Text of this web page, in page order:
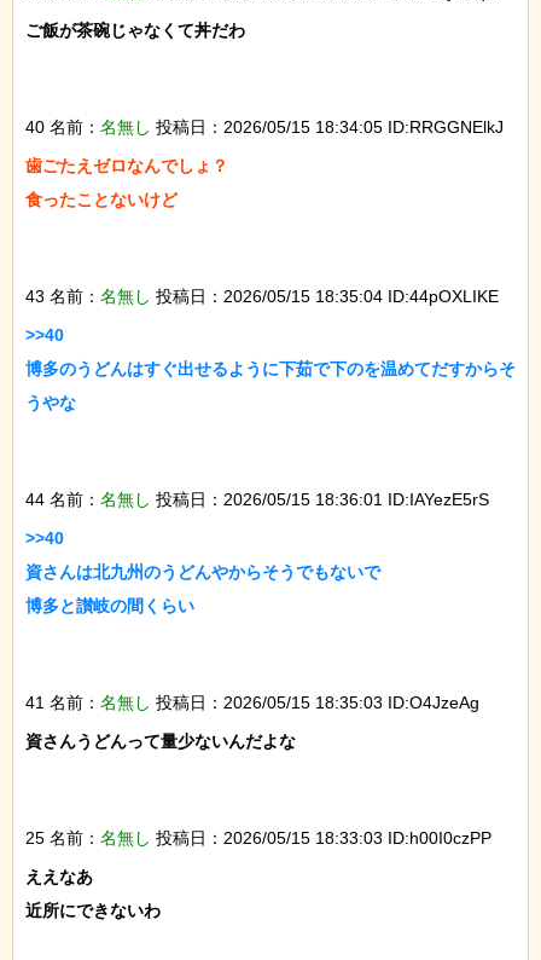
ご飯が茶碗じゃなくて丼だわ
40 名前： 名無し 投稿日：2026/05/15 18:34:05 ID:RRGGNElkJ
歯ごたえゼロなんでしょ？
食ったことないけど
43 名前： 名無し 投稿日：2026/05/15 18:35:04 ID:44pOXLIKE
>>40
博多のうどんはすぐ出せるように下茹で下のを温めてだすからそ
うやな
44 名前： 名無し 投稿日：2026/05/15 18:36:01 ID:IAYezE5rS
>>40
資さんは北九州のうどんやからそうでもないで
博多と讃岐の間くらい
41 名前： 名無し 投稿日：2026/05/15 18:35:03 ID:O4JzeAg
資さんうどんって量少ないんだよな
25 名前： 名無し 投稿日：2026/05/15 18:33:03 ID:h00I0czPP
ええなあ
近所にできないわ